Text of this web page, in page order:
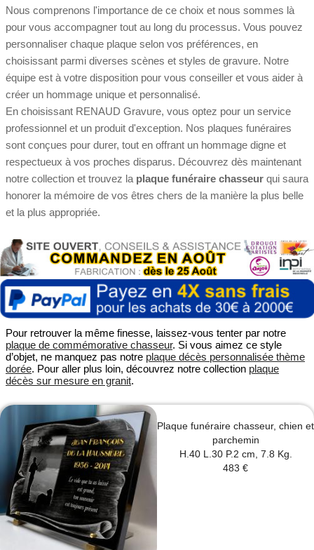
Nous comprenons l'importance de ce choix et nous sommes là
pour vous accompagner tout au long du processus. Vous pouvez
personnaliser chaque plaque selon vos préférences, en
choisissant parmi diverses scènes et styles de gravure. Notre
équipe est à votre disposition pour vous conseiller et vous aider à
créer un hommage unique et personnalisé.
En choisissant RENAUD Gravure, vous optez pour un service
professionnel et un produit d'exception. Nos plaques funéraires
sont conçues pour durer, tout en offrant un hommage digne et
respectueux à vos proches disparus. Découvrez dès maintenant
notre collection et trouvez la plaque funéraire chasseur qui saura
honorer la mémoire de vos êtres chers de la manière la plus belle
et la plus appropriée.
Pour retrouver la même finesse, laissez-vous tenter par notre
plaque de commémorative chasseur. Si vous aimez ce style
d’objet, ne manquez pas notre plaque décès personnalisée thème
dorée. Pour aller plus loin, découvrez notre collection plaque
décès sur mesure en granit.
Plaque funéraire chasseur, chien et
parchemin
H.40 L.30 P.2 cm, 7.8 Kg.
483 €